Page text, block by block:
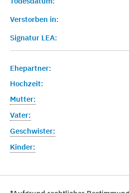
Verstorben in:
Signatur LEA:
Ehepartner:
Hochzeit:
Mutter:
Vater:
Geschwister:
Kinder: